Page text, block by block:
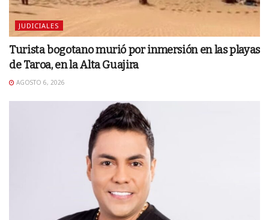
JUDICIALES
Turista bogotano murió por inmersión en las playas
de Taroa, en la Alta Guajira
AGOSTO 6, 2026